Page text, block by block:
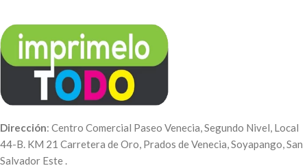
Dirección: Centro Comercial Paseo Venecia, Segundo Nivel, Local
44-B. KM 21 Carretera de Oro, Prados de Venecia, Soyapango, San
Salvador Este .